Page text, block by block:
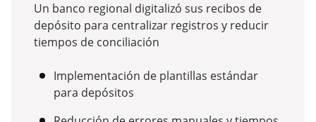
Un banco regional digitalizó sus recibos de
depósito para centralizar registros y reducir
tiempos de conciliación
Implementación de plantillas estándar
para depósitos